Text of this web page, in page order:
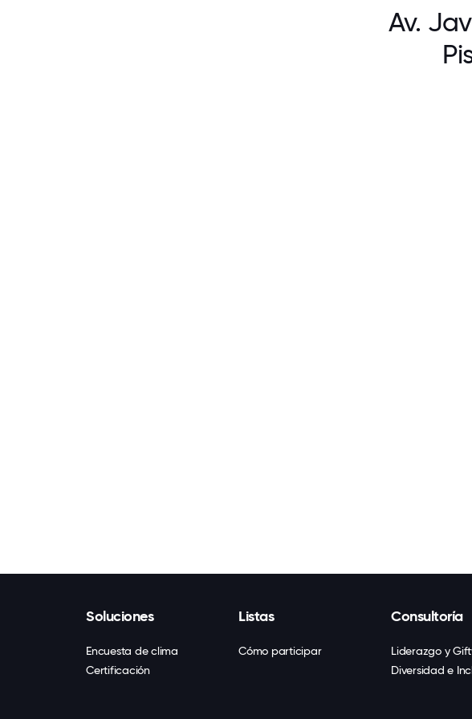
Av.
Soluciones
Encuesta de clima
Certificación
Listas
Cómo participar
Consultoría
Liderazgo y
Diversidad e